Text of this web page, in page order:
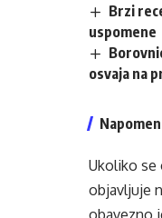
Brzi
uspomene
osvaja na
Ukoliko se
objavljuje